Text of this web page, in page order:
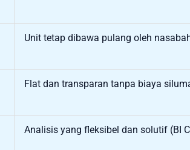
Unit tetap dibawa pulang oleh
Flat dan transparan tanpa biaya
Analisis yang fleksibel dan solutif (BI